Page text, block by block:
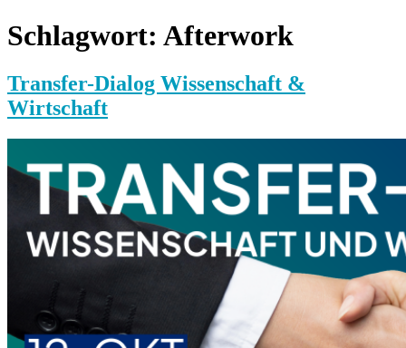
Schlagwort: Afterwork
Transfer-Dialog Wissenschaft &
Wirtschaft